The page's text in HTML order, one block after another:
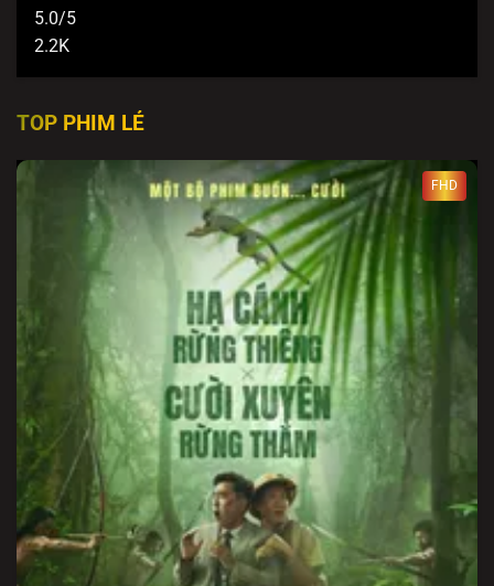
5.0/5
2.2K
TOP PHIM LẺ
FHD